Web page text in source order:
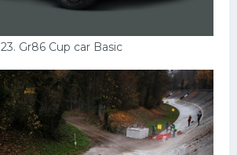
23. Gr86 Cup car Basic